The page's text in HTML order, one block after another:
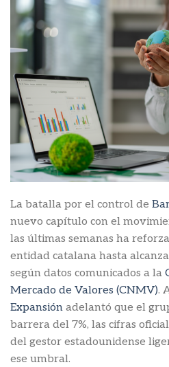
La batalla por el control de
nuevo capítulo con el
las últimas semanas ha
entidad catalana hasta
según datos comunicados a la
Mercado de Valores (CNMV).
Expansión adelantó que el
barrera del 7%, las cifras
del gestor estadounidense
ese umbral.